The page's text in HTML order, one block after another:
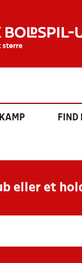
KAMP FIND
eller et